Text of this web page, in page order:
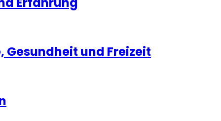
und Freizeit